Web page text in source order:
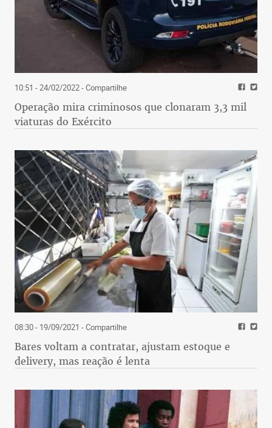
10:51 - 24/02/2022- Compartilhe
Operação mira criminosos que clonaram 3,3 mil
viaturas do Exército
08:30 - 19/09/2021 - Compartilhe
Bares voltam a contratar, ajustam estoque e
delivery, mas reação é lenta